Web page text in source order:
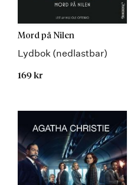
Mord på Nilen
Lydbok (nedlastbar)
169 kr